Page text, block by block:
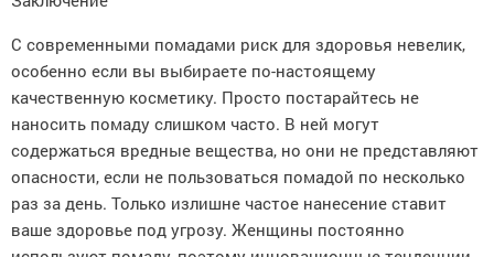
С современными помадами риск для здоровья невелик,
особенно если вы выбираете по-настоящему
качественную косметику. Просто постарайтесь не
наносить помаду слишком часто. В ней могут
содержаться вредные вещества, но они не представляют
опасности, если не пользоваться помадой по несколько
раз за день. Только излишне частое нанесение ставит
ваше здоровье под угрозу. Женщины постоянно